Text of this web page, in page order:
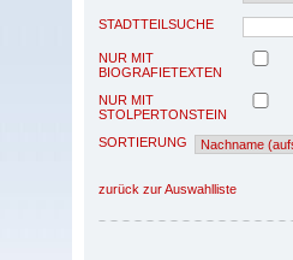
STADTTEILSUCHE
NUR MIT
BIOGRAFIETEXTEN
NUR MIT
STOLPERTONSTEIN
SORTIERUNG
zurück zur Auswahlliste